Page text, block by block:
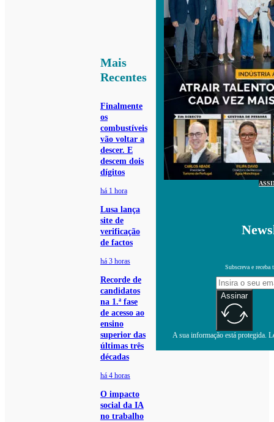
Mais
Recentes
Finalmente
os
combustíveis
vão voltar a
descer. E
descem dois
dígitos
há 1 hora
Lusa lança
site de
verificação
de factos
há 3 horas
Recorde de
candidatos
na 1.ª fase
de acesso ao
ensino
superior das
últimas três
décadas
há 4 horas
O impacto
social da IA
no trabalho
Subscreva e receba
Assinar
A sua informação está protegida.